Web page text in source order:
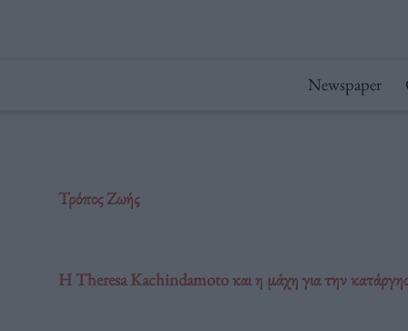
Newspaper
Τρόπος Ζωής
Η Theresa Kachindamoto και η μάχη για την